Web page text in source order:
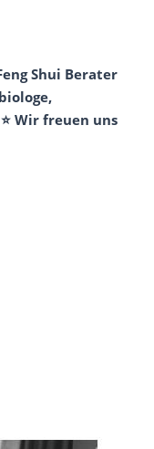
Shui Berater
Wir freuen uns